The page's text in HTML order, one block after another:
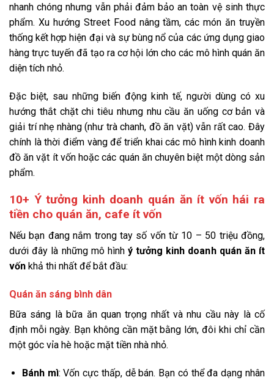
nhanh chóng nhưng vẫn phải đảm bảo an toàn vệ sinh thực
phẩm. Xu hướng Street Food nâng tầm, các món ăn truyền
thống kết hợp hiện đại và sự bùng nổ của các ứng dụng giao
hàng trực tuyến đã tạo ra cơ hội lớn cho các mô hình quán ăn
diện tích nhỏ.
Đặc biệt, sau những biến động kinh tế, người dùng có xu
hướng thắt chặt chi tiêu nhưng nhu cầu ăn uống cơ bản và
giải trí nhẹ nhàng (như trà chanh, đồ ăn vặt) vẫn rất cao. Đây
chính là thời điểm vàng để triển khai các mô hình kinh doanh
đồ ăn vặt ít vốn hoặc các quán ăn chuyên biệt một dòng sản
phẩm.
10+ Ý tưởng kinh doanh quán ăn ít vốn hái ra
tiền cho quán ăn, cafe ít vốn
Nếu bạn đang nắm trong tay số vốn từ 10 – 50 triệu đồng,
dưới đây là những mô hình ý tưởng kinh doanh quán ăn ít
vốn khả thi nhất để bắt đầu:
Quán ăn sáng bình dân
Bữa sáng là bữa ăn quan trọng nhất và nhu cầu này là cố
định mỗi ngày. Bạn không cần mặt bằng lớn, đôi khi chỉ cần
một góc vỉa hè hoặc mặt tiền nhà nhỏ.
Bánh mì: Vốn cực thấp, dễ bán. Bạn có thể đa dạng nhân